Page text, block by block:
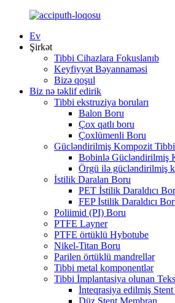
Ev
Şirkət
Tibbi Cihazlara Fokuslanıb
Keyfiyyət Bəyannaməsi
Bizə qoşul
Biz nə təklif edirik
Tibbi ekstruziya boruları
Balon Boru
Çox qatlı boru
Çoxlümenli Boru
Gücləndirilmiş Kompozit
Bobinlə Gücləndirilmiş
Örgü ilə gücləndirilmiş
İstilik Daralan Boru
PET İstilik Daraldıcı
FEP İstilik Daraldıcı
Poliimid (PI) Boru
PTFE Layner
PTFE örtüklü Hybotube
Nikel-Titan Boru
Parilen örtüklü mandrellər
Tibbi metal komponentlər
Tibbi İmplantasiya olunan
İnteqrasiya edilmiş Stent
Düz Stent Membran